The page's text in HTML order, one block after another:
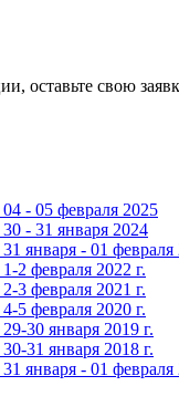
оставьте свою
- 05 февраля 2025
- 31 января 2024
января - 01 февраля
2 февраля 2022 г.
3 февраля 2021 г.
5 февраля 2020 г.
30 января 2019 г.
31 января 2018 г.
января - 01 февраля